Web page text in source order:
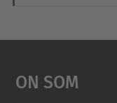
i
ó
On Som